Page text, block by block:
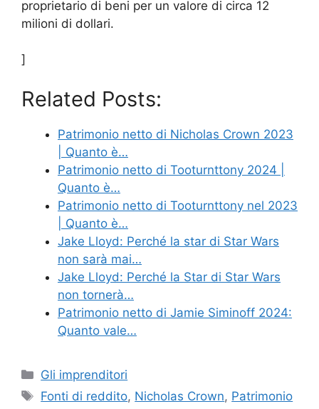
proprietario di beni per un valore di circa 12
milioni di dollari.
]
Related Posts:
Patrimonio netto di Nicholas Crown 2023
| Quanto è…
Patrimonio netto di Tooturnttony 2024 |
Quanto è…
Patrimonio netto di Tooturnttony nel 2023
| Quanto è…
Jake Lloyd: Perché la star di Star Wars
non sarà mai…
Jake Lloyd: Perché la Star di Star Wars
non tornerà…
Patrimonio netto di Jamie Siminoff 2024:
Quanto vale…
Categories
Gli imprenditori
Tags
Fonti di reddito, Nicholas Crown, Patrimonio